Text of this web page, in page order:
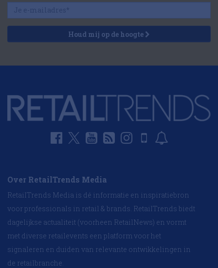
Houd mij op de hoogte
Over RetailTrends Media
RetailTrends Media is dé informatie en inspiratiebron
voor professionals in retail & brands. RetailTrends biedt
dagelijkse actualiteit (voorheen RetailNews) en vormt
met diverse retailevents een platform voor het
signaleren en duiden van relevante ontwikkelingen in
de retailbranche.